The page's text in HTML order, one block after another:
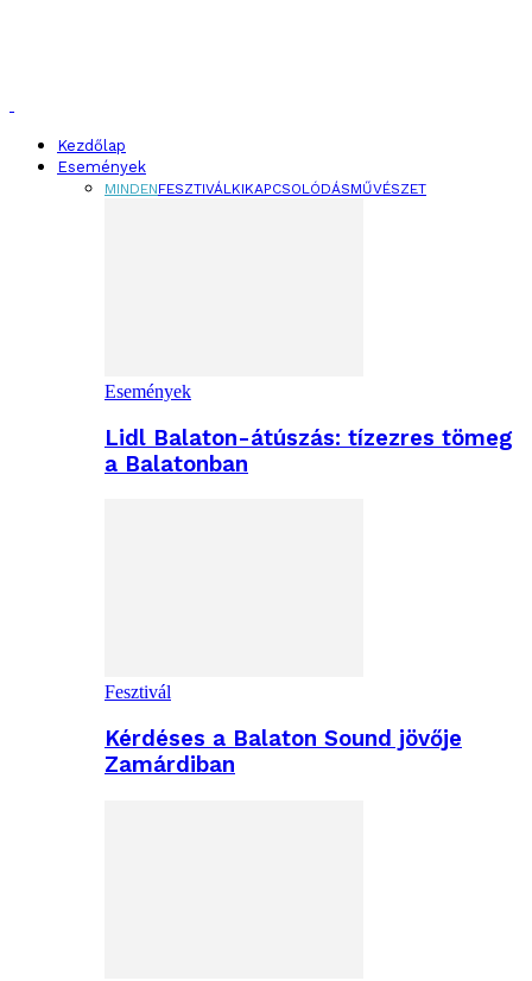
Kezdőlap
Események
MINDENFESZTIVÁLKIKAPCSOLÓDÁSMŰVÉSZET
Események
Lidl Balaton-átúszás: tízezres tömeg
a Balatonban
Fesztivál
Kérdéses a Balaton Sound jövője
Zamárdiban